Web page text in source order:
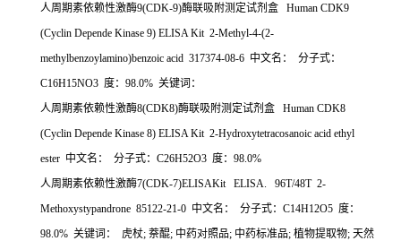
人周期素依赖性激酶9(CDK-9)酶联吸附测定试剂盒 Human CDK9
(Cyclin Depende Kinase 9) ELISA Kit 2-Methyl-4-(2-
methylbenzoylamino)benzoic acid 317374-08-6 中文名： 分子式：
C16H15NO3 度：98.0% 关键词：
人周期素依赖性激酶8(CDK8)酶联吸附测定试剂盒 Human CDK8
(Cyclin Depende Kinase 8) ELISA Kit 2-Hydroxytetracosanoic acid ethyl
ester 中文名： 分子式：C26H52O3 度：98.0%
人周期素依赖性激酶7(CDK-7)ELISAKit ELISA. 96T/48T 2-
Methoxystypandrone 85122-21-0 中文名： 分子式：C14H12O5 度：
98.0% 关键词： 虎杖; 萘醌; 中药对照品; 中药标准品; 植物提取物; 天然